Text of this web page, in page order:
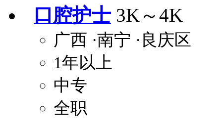
口腔护士 3K～4K
广西 ·南宁 ·良庆区
1年以上
中专
全职